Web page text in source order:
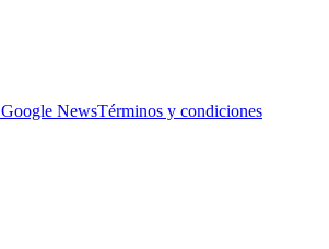
Google NewsTérminos y condiciones